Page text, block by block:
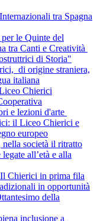
tra Spagna
le Quinte del
tra Canti e Creatività
di Storia"
di origine straniera,
italiana
Chierici
e lezioni d'arte
il Liceo Chierici e
europeo
società il ritratto
all’età e alla
Chierici in prima fila
in opportunità
della
inclusione a